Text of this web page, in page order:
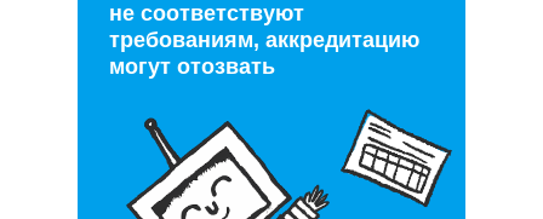
не соответствуют
требованиям, аккредитацию
могут отозвать